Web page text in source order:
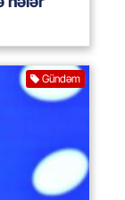
Gündəm